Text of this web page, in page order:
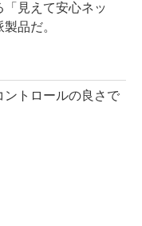
見えて安心ネッ
品だ。
トロールの良さで